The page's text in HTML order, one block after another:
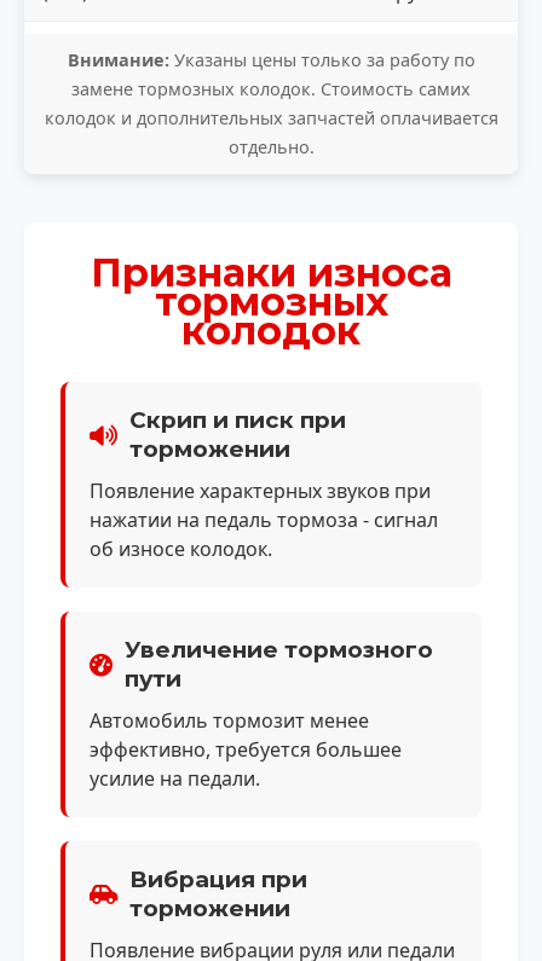
Внимание:Указаны цены только за работу по
замене тормозных колодок. Стоимость самих
колодок и дополнительных запчастей оплачивается
отдельно.
Признаки износа
тормозных
колодок
Скрип и писк при
торможении
Появление характерных звуков при
нажатии на педаль тормоза - сигнал
об износе колодок.
Увеличение тормозного
пути
Автомобиль тормозит менее
эффективно, требуется большее
усилие на педали.
Вибрация при
торможении
Появление вибрации руля или педали